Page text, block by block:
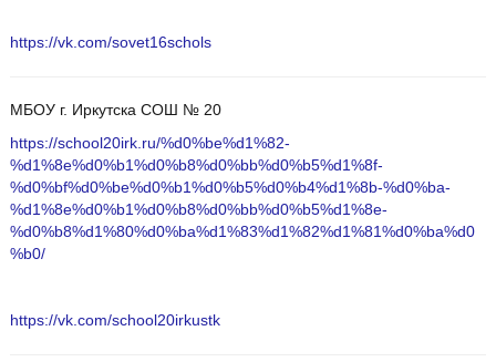
https://vk.com/sovet16schols
МБОУ г. Иркутска СОШ № 20
https://school20irk.ru/%d0%be%d1%82-
%d1%8e%d0%b1%d0%b8%d0%bb%d0%b5%d1%8f-
%d0%bf%d0%be%d0%b1%d0%b5%d0%b4%d1%8b-%d0%ba-
%d1%8e%d0%b1%d0%b8%d0%bb%d0%b5%d1%8e-
%d0%b8%d1%80%d0%ba%d1%83%d1%82%d1%81%d0%ba%d0
%b0/
https://vk.com/school20irkustk